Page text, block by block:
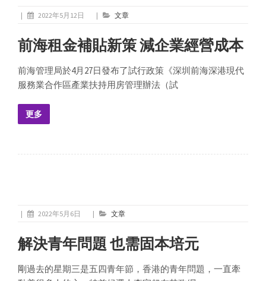
| 2022年5月12日 | 文章
前海租金補貼新策 減企業經營成本
前海管理局於4月27日發布了試行政策《深圳前海深港現代
服務業合作區產業扶持用房管理辦法（試
更多
| 2022年5月6日 | 文章
解決青年問題 也需固本培元
剛過去的星期三是五四青年節，香港的青年問題，一直牽